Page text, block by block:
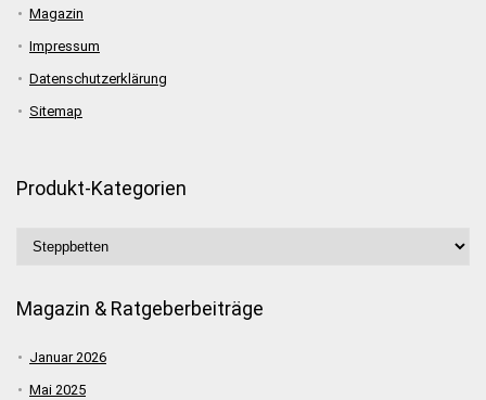
Magazin
Impressum
Datenschutzerklärung
Sitemap
Produkt-Kategorien
Magazin & Ratgeberbeiträge
Januar 2026
Mai 2025